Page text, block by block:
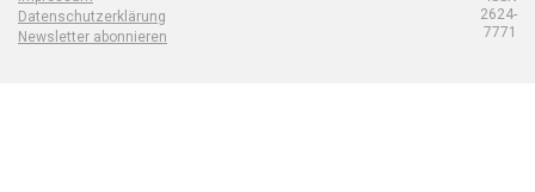
Datenschutzerklärung
Newsletter abonnieren
2624-
7771